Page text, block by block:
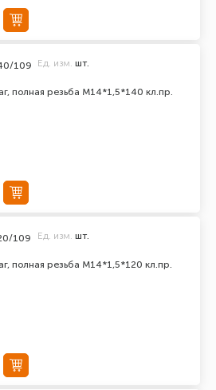
полная резьба M14*1,5*140 кл.пр.
109 Ед. изм. шт.
полная резьба M14*1,5*120 кл.пр.
109 Ед. изм. шт.